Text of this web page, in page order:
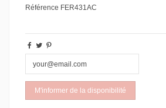
Référence FER431AC